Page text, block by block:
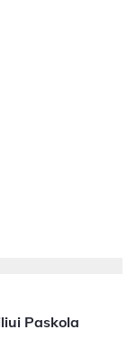
Paskola